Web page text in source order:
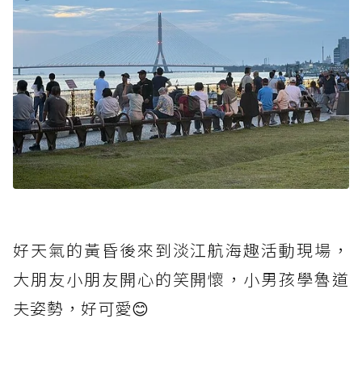
好天氣的黃昏後來到淡江航海趣活動現場，
大朋友小朋友開心的笑開懷，小男孩學魯道
夫姿勢，好可愛😊